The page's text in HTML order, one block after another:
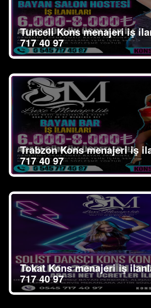
Tunceli Kons menajeri iş
717 40 97
Trabzon Kons menajeri iş
717 40 97
Tokat Kons menajeri iş
717 40 97